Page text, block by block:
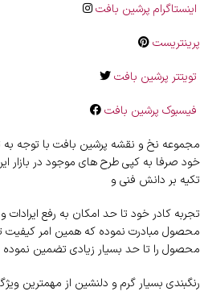
اینستاگرام پرشین بافت
پرینتریست
تویتتر پرشین بافت
فیسبوک پرشین بافت
مجموعه نخ و نقشه پرشین بافت با توجه به
خود صرفا به کپی طرح های موجود در بازار
تکیه بر دانش فنی و
تجربه کادر خود تا حد امکان به رفع
محصول مبادرت نموده که همین امر کیفیت
محصول را تا حد بسیار زیادی تضمین
رنگبندی بسیار گرم و دلنشین از مهمترین